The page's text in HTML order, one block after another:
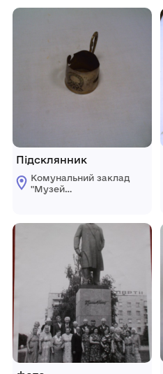
Підсклянник
Комунальний заклад
"Музей
досліджень
Новомиргородщини"